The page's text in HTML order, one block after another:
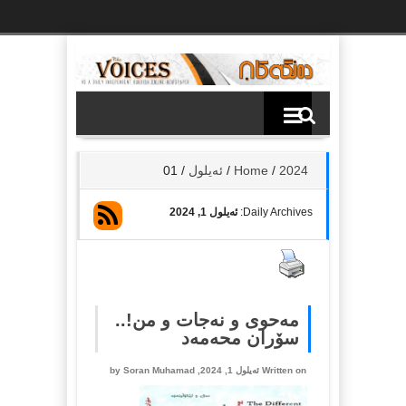
Home / 2024
/ ئه‌یلول /
01
Daily Archives: ئه‌یلول 1, 2024
مەحوی و نەجات و من!..
سۆران محەمەد
Written on ئه‌یلول 1, 2024, by Soran Muhamad